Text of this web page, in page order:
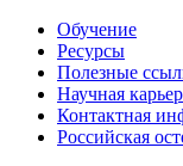
Обучение
Ресурсы
Полезные
Научная
Контактная
Российская